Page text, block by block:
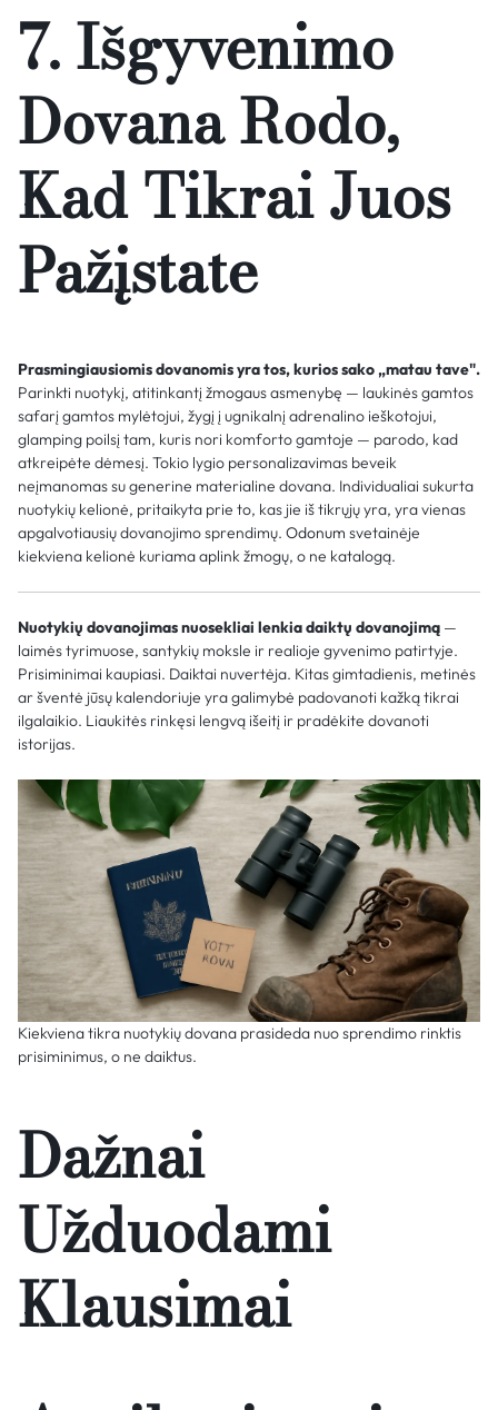
7. Išgyvenimo
Dovana Rodo,
Kad Tikrai Juos
Pažįstate
Prasmingiausiomis dovanomis yra tos, kurios sako „matau tave".
Parinkti nuotykį, atitinkantį žmogaus asmenybę — laukinės gamtos
safarį gamtos mylėtojui, žygį į ugnikalnį adrenalino ieškotojui,
glamping poilsį tam, kuris nori komforto gamtoje — parodo, kad
atkreipėte dėmesį. Tokio lygio personalizavimas beveik
neįmanomas su generine materialine dovana. Individualiai sukurta
nuotykių kelionė, pritaikyta prie to, kas jie iš tikrųjų yra, yra vienas
apgalvotiausių dovanojimo sprendimų. Odonum svetainėje
kiekviena kelionė kuriama aplink žmogų, o ne katalogą.
Nuotykių dovanojimas nuosekliai lenkia daiktų dovanojimą —
laimės tyrimuose, santykių moksle ir realioje gyvenimo patirtyje.
Prisiminimai kaupiasi. Daiktai nuvertėja. Kitas gimtadienis, metinės
ar šventė jūsų kalendoriuje yra galimybė padovanoti kažką tikrai
ilgalaikio. Liaukitės rinkęsi lengvą išeitį ir pradėkite dovanoti
istorijas.
Kiekviena tikra nuotykių dovana prasideda nuo sprendimo rinktis
prisiminimus, o ne daiktus.
Dažnai
Užduodami
Klausimai